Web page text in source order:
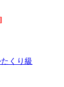
くり級